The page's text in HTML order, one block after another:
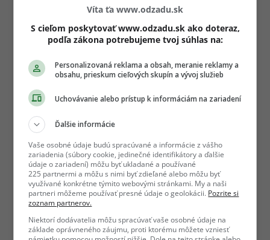
Víta ťa www.odzadu.sk
S cieľom poskytovať www.odzadu.sk ako doteraz,
podľa zákona potrebujeme tvoj súhlas na:
Personalizovaná reklama a obsah, meranie reklamy a
obsahu, prieskum cieľových skupín a vývoj služieb
Uchovávanie alebo prístup k informáciám na zariadení
Ďalšie informácie
Vaše osobné údaje budú spracúvané a informácie z vášho
zariadenia (súbory cookie, jedinečné identifikátory a ďalšie
údaje o zariadení) môžu byť ukladané a používané
225 partnermi a môžu s nimi byť zdieľané alebo môžu byť
využívané konkrétne týmito webovými stránkami. My a naši
partneri môžeme používať presné údaje o geolokácii. Pozrite si
zoznam partnerov.
Niektorí dodávatelia môžu spracúvať vaše osobné údaje na
základe oprávneného záujmu, proti ktorému môžete vzniesť